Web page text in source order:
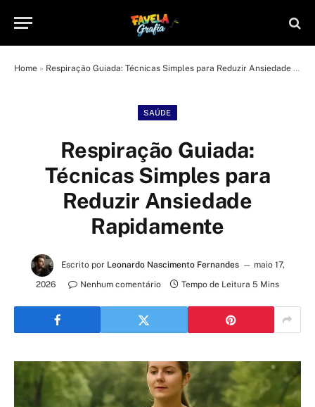
Home » Respiração Guiada: Técnicas Simples para Reduzir Ansiedade Rapidamente
SAÚDE
Respiração Guiada:
Técnicas Simples para
Reduzir Ansiedade
Rapidamente
Escrito por Leonardo Nascimento Fernandes
maio 17,
2026
Nenhum comentário Tempo de Leitura 5 Mins